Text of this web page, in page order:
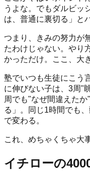
うよな。でもダルビッ
は、普通に裏切る」と
つまり、きみの努力が
たわけじゃない。やり
かっただけ。ここ、大
塾でいつも生徒にこう
に伸びない子は、3周"
周でも"なぜ間違えた
る」。同じ1時間でも
で変わる。
これ、めちゃくちゃ大
イチローの